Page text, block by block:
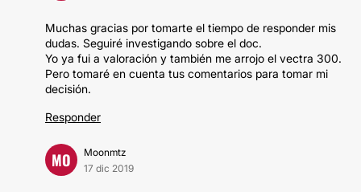
Muchas gracias por tomarte el tiempo de responder mis
dudas. Seguiré investigando sobre el doc.
Yo ya fui a valoración y también me arrojo el vectra 300.
Pero tomaré en cuenta tus comentarios para tomar mi
decisión.
Responder
MO
Moonmtz
17 dic 2019